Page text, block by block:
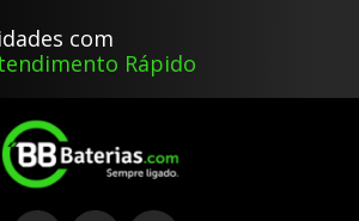
com
Rápido